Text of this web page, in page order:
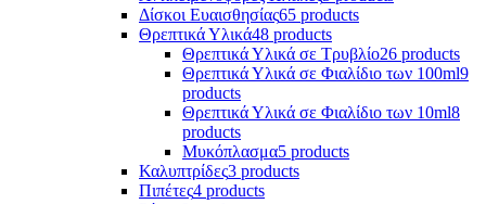
Δίσκοι Ευαισθησίας65 products
Θρεπτικά Υλικά48 products
Θρεπτικά Υλικά σε Τρυβλίο26 products
Θρεπτικά Υλικά σε Φιαλίδιο των 100ml9
products
Θρεπτικά Υλικά σε Φιαλίδιο των 10ml8
products
Μυκόπλασμα5 products
Καλυπτρίδες3 products
Πιπέτες4 products